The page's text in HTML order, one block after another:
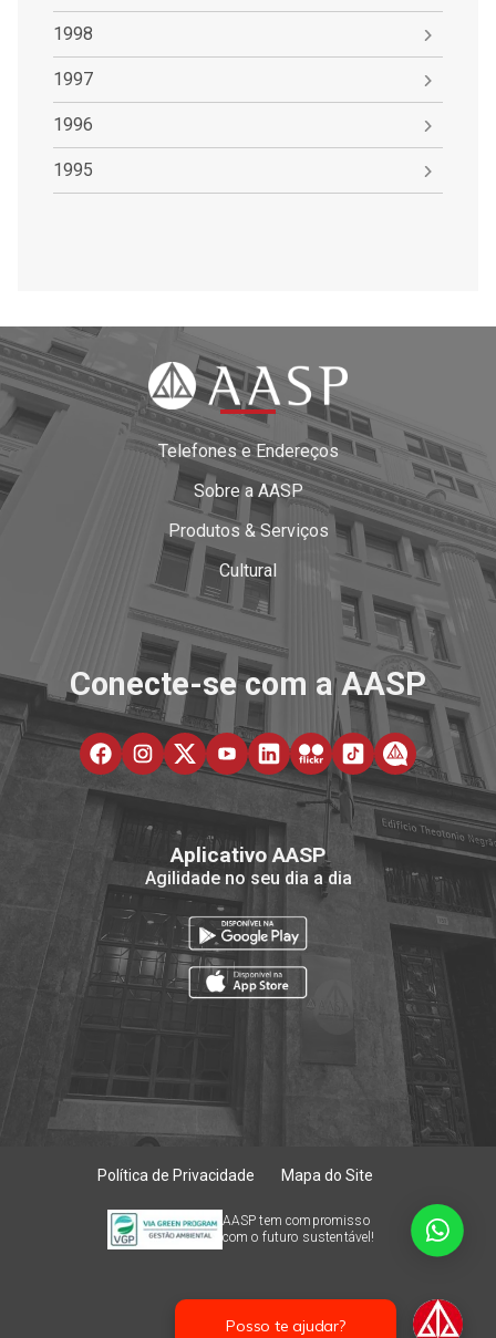
1998
1997
1996
1995
Telefones e Endereços
Sobre a AASP
Produtos & Serviços
Cultural
Conecte-se com a AASP
Aplicativo AASP
Agilidade no seu dia a dia
Política de Privacidade Mapa do Site
AASP tem compromisso
com o futuro sustentável!